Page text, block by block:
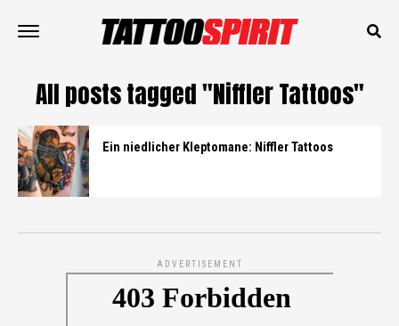
All posts tagged "Niffler Tattoos"
Ein niedlicher Kleptomane: Niffler Tattoos
ADVERTISEMENT